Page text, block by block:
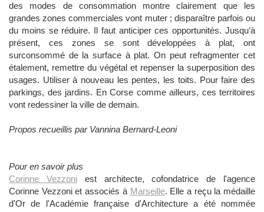
des modes de consommation montre clairement que les
grandes zones commerciales vont muter ; disparaître parfois ou
du moins se réduire. Il faut anticiper ces opportunités. Jusqu’à
présent, ces zones se sont développées à plat, ont
surconsommé de la surface à plat. On peut refragmenter cet
étalement, remettre du végétal et repenser la superposition des
usages. Utiliser à nouveau les pentes, les toits. Pour faire des
parkings, des jardins. En Corse comme ailleurs, ces territoires
vont redessiner la ville de demain.
Propos recueillis par Vannina Bernard-Leoni
Pour en savoir plus
Corinne Vezzoniest architecte, cofondatrice de l'agence
Corinne Vezzoni et associés à Marseille. Elle a reçu la médaille
d'Or de l'Académie française d'Architecture a été nommée